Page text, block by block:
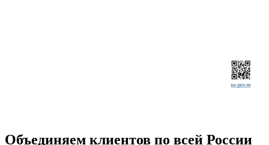
Объединяем клиентов по всей России